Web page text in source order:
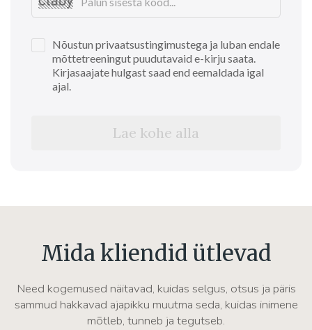
Nõustun privaatsustingimustega ja luban endale
mõttetreeningut puudutavaid e-kirju saata.
Kirjasaajate hulgast saad end eemaldada igal
ajal.
Lae kohe alla
Mida kliendid ütlevad
Need kogemused näitavad, kuidas selgus, otsus ja päris
sammud hakkavad ajapikku muutma seda, kuidas inimene
mõtleb, tunneb ja tegutseb.